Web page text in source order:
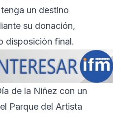
un destino
su donación,
disposición final.
de la Niñez con un
Parque del Artista